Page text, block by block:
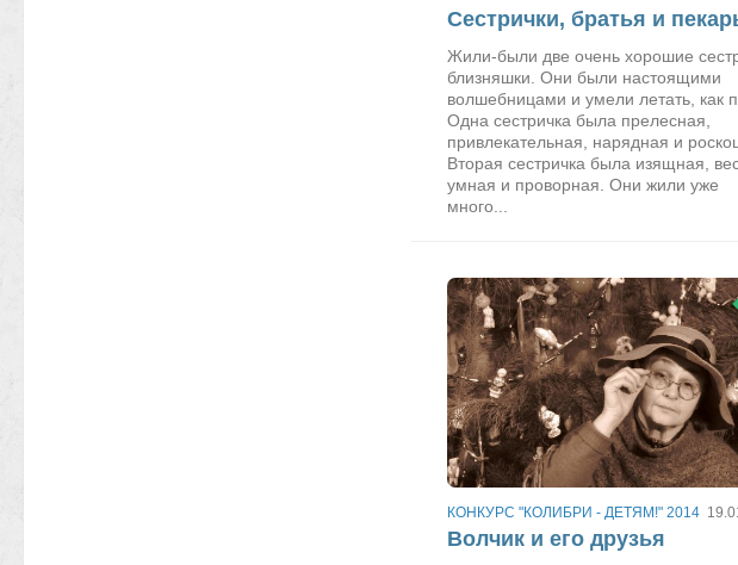
Сестрички, братья и
Жили-были две очень хорошие
близняшки. Они были настоящими
волшебницами и умели летать, как
Одна сестричка была прелесная,
привлекательная, нарядная и
Вторая сестричка была изящная,
умная и проворная. Они жили уже
много...
КОНКУРС "КОЛИБРИ - ДЕТЯМ!" 2014
Волчик и его друзья